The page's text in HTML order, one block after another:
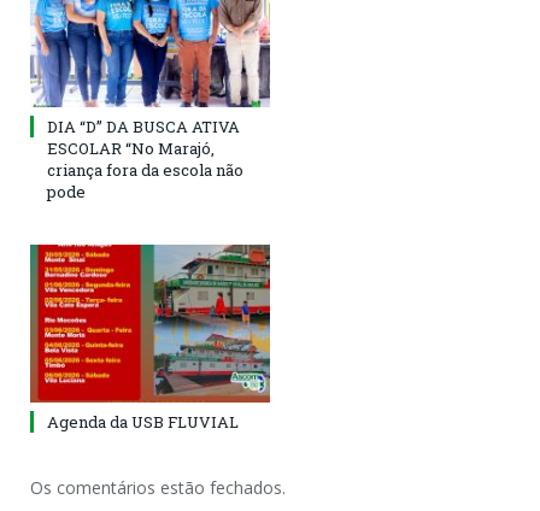
DIA “D” DA BUSCA ATIVA
ESCOLAR “No Marajó,
criança fora da escola não
pode
Agenda da USB FLUVIAL
Os comentários estão fechados.